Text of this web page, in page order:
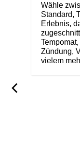
Wähle
Standard,
Erlebnis,
Zündung,
vielem